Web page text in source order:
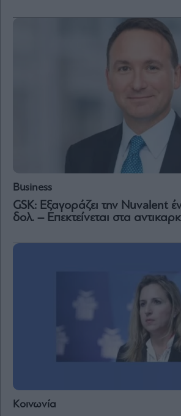
Business
GSK: Εξαγοράζει την Nuvalent
δολ. – Επεκτείνεται στα
Κοινωνία